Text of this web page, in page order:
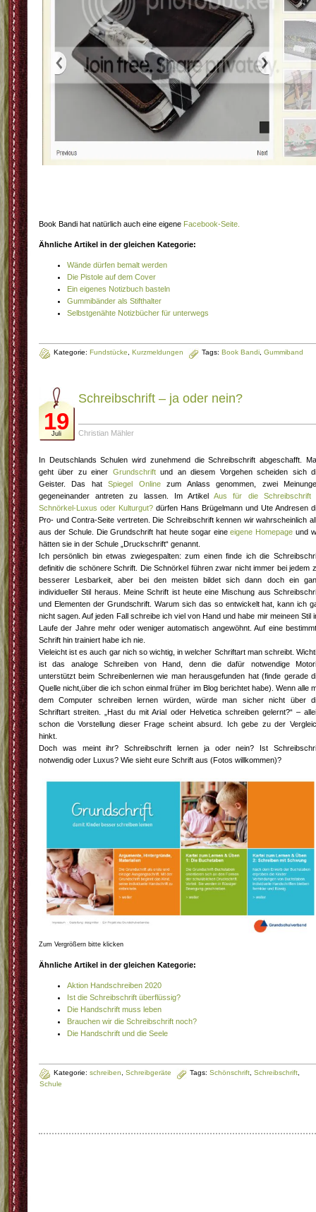
Book Bandi hat natürlich auch eine eigene Facebook-Seite.
Ähnliche Artikel in der gleichen Kategorie:
Wände dürfen bemalt werden
Die Pistole auf dem Cover
Ein eigenes Notizbuch basteln
Gummibänder als Stifthalter
Selbstgenähte Notizbücher für unterwegs
Kategorie: Fundstücke Kurzmeldungen Tags: Book Bandi Gummiband
19
Juli
Schreibschrift – ja oder nein?
Christian Mähler
In Deutschlands Schulen wird zunehmend die Schreibschrift abgeschafft.
geht über zu einer Grundschriftund an diesem Vorgehen scheiden sich
Geister. Das hatSpiegel Onlinezum Anlass genommen, zwei
gegeneinander antreten zu lassen. Im ArtikelAus für die Schreibschrift
Schnörkel-Luxus oder Kulturgut? dürfen Hans Brügelmann und Ute Andresen
Pro- und Contra-Seite vertreten. Die Schreibschrift kennen wir wahrscheinlich
aus der Schule. Die Grundschrift hat heute sogar eineeigene Homepage und
hätten sie in der Schule „Druckschrift“ genannt.
Ich persönlich bin etwas zwiegespalten: zum einen finde ich die
definitiv die schönere Schrift. Die Schnörkel führen zwar nicht immer bei jedem
besserer Lesbarkeit, aber bei den meisten bildet sich dann doch ein
individueller Stil heraus. Meine Schrift ist heute eine Mischung aus
und Elementen der Grundschrift. Warum sich das so entwickelt hat, kann ich
nicht sagen. Auf jeden Fall schreibe ich viel von Hand und habe mir meineen Stil
Laufe der Jahre mehr oder weniger automatisch angewöhnt. Auf eine
Schrift hin trainiert habe ich nie.
Vieleicht ist es auch gar nich so wichtig, in welcher Schriftart man schreibt.
ist das analoge Schreiben von Hand, denn die dafür notwendige
unterstützt beim Schreibenlernen wie man herausgefunden hat (finde gerade
Quelle nicht,über die ich schon einmal früher im Blog berichtet habe). Wenn alle
dem Computer schreiben lernen würden, würde man sicher nicht über
Schriftart streiten. „Hast du mit Arial oder Helvetica schreiben gelernt?“ –
schon die Vorstellung dieser Frage scheint absurd. Ich gebe zu der
hinkt.
Doch was meint ihr? Schreibschrift lernen ja oder nein? Ist
notwendig oder Luxus? Wie sieht eure Schrift aus (Fotos willkommen)?
Zum Vergrößern bitte klicken
Ähnliche Artikel in der gleichen Kategorie:
Aktion Handschreiben 2020
Ist die Schreibschrift überflüssig?
Die Handschrift muss leben
Brauchen wir die Schreibschrift noch?
Die Handschrift und die Seele
Kategorie: schreiben Schreibgeräte Tags: Schönschrift Schreibschrift
Schule